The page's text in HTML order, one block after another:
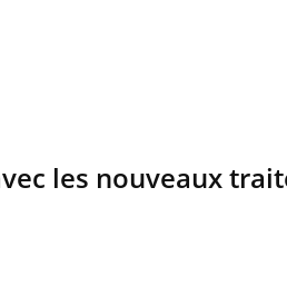
les nouveaux